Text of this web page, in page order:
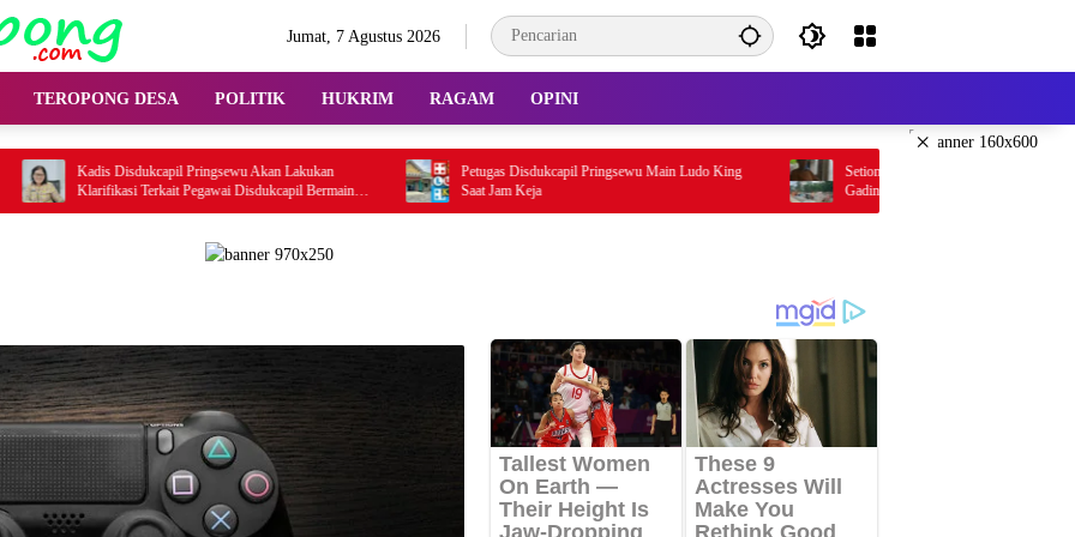
Jumat, 7 Agustus 2026
TEROPONG DESA POLITIK HUKRIM RAGAM OPINI
×
Kadis Disdukcapil Pringsewu Akan Lakukan
Klarifikasi Terkait Pegawai Disdukcapil Bermain
Ludo King Saat Jam Kerja
Petugas Disdukcapil Pringsewu Main Ludo King
Saat Jam Keja
Setiono Ketua P3A Tirta Gadingrejo , Pekon
Gadingrejo Timur”Saya Mantan Preman Yang
Kantor Camat Gadingrejo Tahun 2000″